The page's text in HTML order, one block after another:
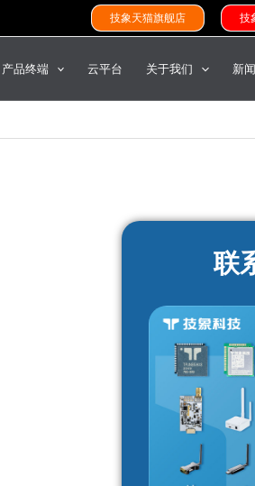
技象天猫旗舰店 技
产品终端 云平台 关于我们 新
联